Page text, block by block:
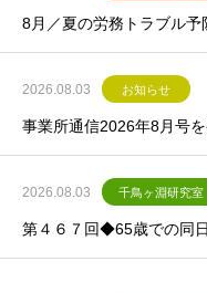
8月／夏の労務トラブル予
2026.08.03 お知らせ
事業所通信2026年8月号
2026.08.03 千鳥ヶ淵研究室
第４６７回◆65歳での同